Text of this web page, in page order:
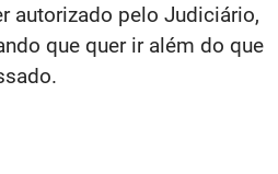
autorizado pelo Judiciário,
que quer ir além do que